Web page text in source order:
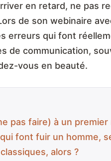
en retard, ne pas
de son webinaire
erreurs qui font
de communication,
vous en beauté.
pas faire) à un
font fuir un homme,
alors ?